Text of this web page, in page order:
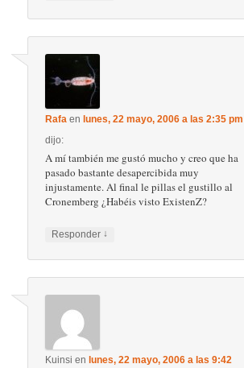
Rafa enlunes, 22 mayo, 2006 a las 2:35 pm
dijo:
A mí también me gustó mucho y creo que ha
pasado bastante desapercibida muy
injustamente. Al final le pillas el gustillo al
Cronemberg ¿Habéis visto ExistenZ?
Responder ↓
Kuinsi en lunes, 22 mayo, 2006 a las 9:42